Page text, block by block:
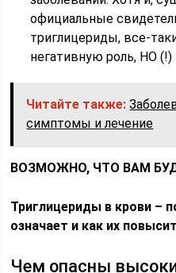
официальные
триглицериды, все-
негативную роль, НО (!)
Читайте также:
симптомы и лечение
ВОЗМОЖНО, ЧТО ВАМ
Триглицериды в крови –
означает и как их
Чем опасны